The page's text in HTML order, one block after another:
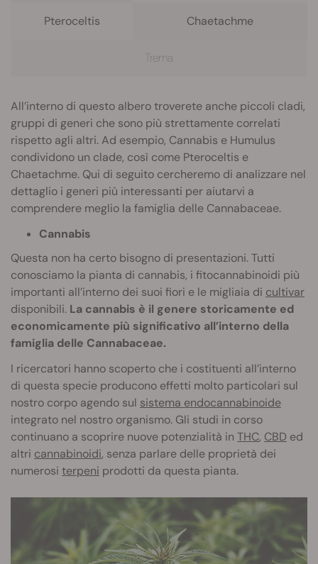
Pteroceltis Chaetachme
Trema
All’interno di questo albero troverete anche piccoli cladi,
gruppi di generi che sono più strettamente correlati
rispetto agli altri. Ad esempio, Cannabis e Humulus
condividono un clade, così come Pteroceltis e
Chaetachme. Qui di seguito cercheremo di analizzare nel
dettaglio i generi più interessanti per aiutarvi a
comprendere meglio la famiglia delle Cannabaceae.
Cannabis
Questa non ha certo bisogno di presentazioni. Tutti
conosciamo la pianta di cannabis, i fitocannabinoidi più
importanti all’interno dei suoi fiori e le migliaia di cultivar
disponibili. La cannabis è il genere storicamente ed
economicamente più significativo all’interno della
famiglia delle Cannabaceae.
I ricercatori hanno scoperto che i costituenti all’interno
di questa specie producono effetti molto particolari sul
nostro corpo agendo sul sistema endocannabinoide
integrato nel nostro organismo. Gli studi in corso
continuano a scoprire nuove potenzialità in THC, CBD ed
altri cannabinoidi, senza parlare delle proprietà dei
numerosi terpeni prodotti da questa pianta.